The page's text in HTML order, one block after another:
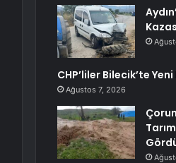
CHP’liler Bilecik’te
Ağustos 7, 2026